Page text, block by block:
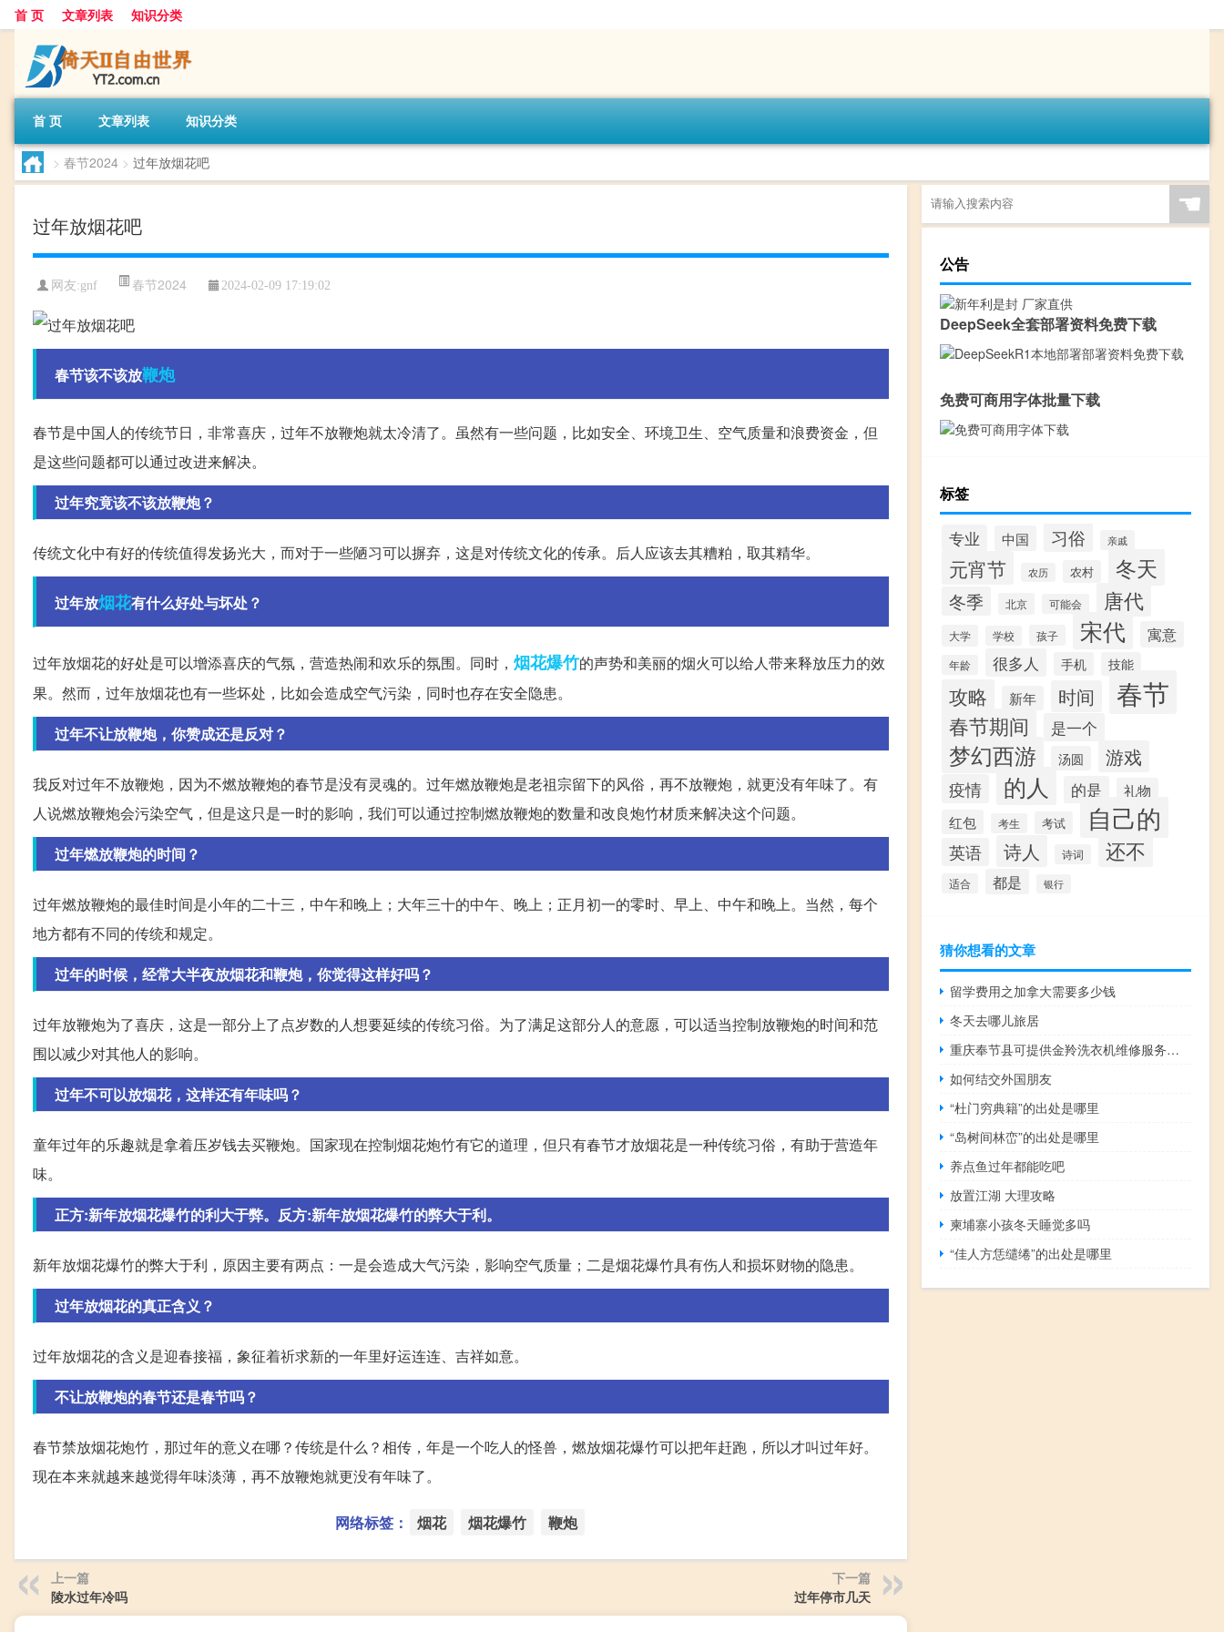
首 页 文章列表 知识分类
首 页 文章列表 知识分类
> 春节2024 > 过年放烟花吧
过年放烟花吧
网友:gnf 春节2024 2024-02-09 17:19:02
春节该不该放鞭炮
春节是中国人的传统节日，非常喜庆，过年不放鞭炮就太冷清了。虽然有一些问题，比如安全、环境卫生、空气质量和浪费资金，但
是这些问题都可以通过改进来解决。
过年究竟该不该放鞭炮？
传统文化中有好的传统值得发扬光大，而对于一些陋习可以摒弃，这是对传统文化的传承。后人应该去其糟粕，取其精华。
过年放烟花有什么好处与坏处？
过年放烟花的好处是可以增添喜庆的气氛，营造热闹和欢乐的氛围。同时， 烟花爆竹的声势和美丽的烟火可以给人带来释放压力的效
果。然而，过年放烟花也有一些坏处，比如会造成空气污染，同时也存在安全隐患。
过年不让放鞭炮，你赞成还是反对？
我反对过年不放鞭炮，因为不燃放鞭炮的春节是没有灵魂的。过年燃放鞭炮是老祖宗留下的风俗，再不放鞭炮，就更没有年味了。有
人说燃放鞭炮会污染空气，但是这只是一时的影响，我们可以通过控制燃放鞭炮的数量和改良炮竹材质来解决这个问题。
过年燃放鞭炮的时间？
过年燃放鞭炮的最佳时间是小年的二十三，中午和晚上；大年三十的中午、晚上；正月初一的零时、早上、中午和晚上。当然，每个
地方都有不同的传统和规定。
过年的时候，经常大半夜放烟花和鞭炮，你觉得这样好吗？
过年放鞭炮为了喜庆，这是一部分上了点岁数的人想要延续的传统习俗。为了满足这部分人的意愿，可以适当控制放鞭炮的时间和范
围以减少对其他人的影响。
过年不可以放烟花，这样还有年味吗？
童年过年的乐趣就是拿着压岁钱去买鞭炮。国家现在控制烟花炮竹有它的道理，但只有春节才放烟花是一种传统习俗，有助于营造年
味。
正方:新年放烟花爆竹的利大于弊。反方:新年放烟花爆竹的弊大于利。
新年放烟花爆竹的弊大于利，原因主要有两点：一是会造成大气污染，影响空气质量；二是烟花爆竹具有伤人和损坏财物的隐患。
过年放烟花的真正含义？
过年放烟花的含义是迎春接福，象征着祈求新的一年里好运连连、吉祥如意。
不让放鞭炮的春节还是春节吗？
春节禁放烟花炮竹，那过年的意义在哪？传统是什么？相传，年是一个吃人的怪兽，燃放烟花爆竹可以把年赶跑，所以才叫过年好。
现在本来就越来越觉得年味淡薄，再不放鞭炮就更没有年味了。
网络标签： 烟花 烟花爆竹 鞭炮
上一篇
陵水过年冷吗
下一篇
过年停市几天
☚
公告
DeepSeek全套部署资料免费下载
免费可商用字体批量下载
标签
专业 中国 习俗 亲戚
元宵节 农历 农村 冬天
冬季 北京 可能会 唐代
大学 学校 孩子 宋代 寓意
年龄 很多人 手机 技能
攻略 新年 时间 春节
春节期间 是一个
梦幻西游 汤圆 游戏
疫情 的人 的是
礼物
红包
考生 考试 自己的
英语 诗人 诗词 还不
适合 都是 银行
猜你想看的文章
留学费用之加拿大需要多少钱
冬天去哪儿旅居
重庆奉节县可提供金羚洗衣机维修服务地址在哪
如何结交外国朋友
“杜门穷典籍”的出处是哪里
“岛树间林峦”的出处是哪里
养点鱼过年都能吃吧
放置江湖 大理攻略
柬埔寨小孩冬天睡觉多吗
“佳人方恁缱绻”的出处是哪里